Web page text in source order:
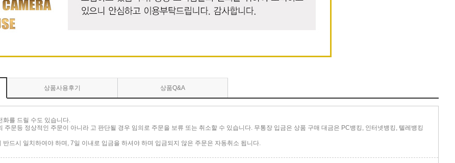
상품사용후기 상품Q&A
화를 드릴 수도 있습니다.
주문등 정상적인 주문이 아니라 고 판단될 경우 임의로 주문을 보류 또는 취소할 수 있습니다. 무통장 입금은 상품 구매 대금은 PC뱅킹, 인터넷뱅킹, 텔레뱅킹
드시 일치하여야 하며, 7일 이내로 입금을 하셔야 하며 입금되지 않은 주문은 자동취소 됩니다.